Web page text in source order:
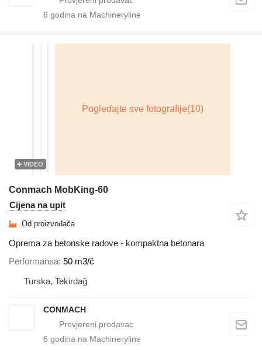
6 godina na Machineryline
VIDEO
Conmach MobKing-60
Cijena na upit
Od proizvođača
Oprema za betonske radove - kompaktna betonara
Performansa 50 m3/č
Turska, Tekirdağ
CONMACH
6 godina na Machineryline